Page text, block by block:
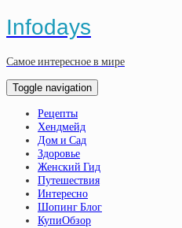
Infodays
Самое интересное в мире
Toggle navigation
Рецепты
Хендмейд
Дом и Сад
Здоровье
Женский Гид
Путешествия
Интересно
Шопинг Блог
КупиОбзор